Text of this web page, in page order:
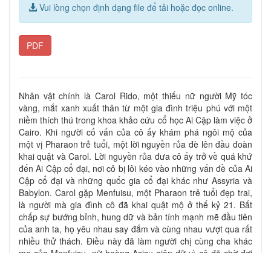
Vui lòng chọn định dạng file để tải hoặc đọc online.
PDF
Nhân vật chính là Carol Rido, một thiếu nữ người Mỹ tóc
vàng, mắt xanh xuất thân từ một gia đình triệu phú với một
niềm thích thú trong khoa khảo cứu cổ học Ai Cập làm việc ở
Cairo. Khi người cố vấn của cô ấy khám phá ngôi mộ của
một vị Pharaon trẻ tuổi, một lời nguyền rủa đè lên đầu đoàn
khai quật và Carol. Lời nguyền rủa đưa cô ấy trở về quá khứ
đến Ai Cập cổ đại, nơi cô bị lôi kéo vào những vấn đề của Ai
Cập cổ đại và những quốc gia cổ đại khác như Assyria và
Babylon. Carol gặp Menfuisu, một Pharaon trẻ tuổi đẹp trai,
là người mà gia đình cô đã khai quật mộ ở thế kỷ 21. Bất
chấp sự bướng bỉnh, hung dữ và bản tính mạnh mẽ đầu tiên
của anh ta, họ yêu nhau say đắm và cùng nhau vượt qua rất
nhiều thử thách. Điều này đã làm người chị cùng cha khác